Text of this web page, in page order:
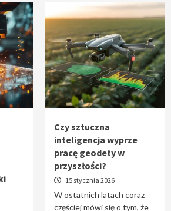
inteligencja wyprze pracę
w przyszłości?
aplikacji internetowych – jak
nowoczesne rozwiązania cyfrowe
Czy sztuczna
inteligencja wyprze
pracę geodety w
przyszłości?
15 stycznia 2026
W ostatnich latach coraz
częściej mówi się o tym, że